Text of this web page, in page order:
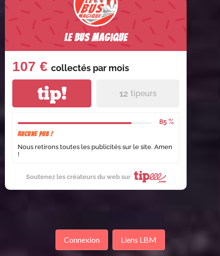
Le Bus Magique
107 € collectés par mois
tip! 12 tipeurs
85 %
Aucune pub !
Nous retirons toutes les publicités sur le site. Amen
!
Soutenez les créateurs du web sur
Connexion Liens LBM